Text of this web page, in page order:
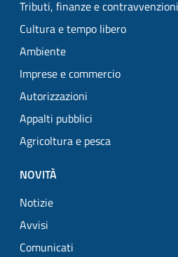
Tributi, finanze e contravvenzioni
Cultura e tempo libero
Ambiente
Imprese e commercio
Autorizzazioni
Appalti pubblici
Agricoltura e pesca
NOVITÀ
Notizie
Avvisi
Comunicati